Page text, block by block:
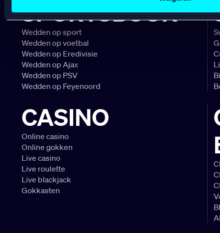
SPORTSBOOK
Wedden op sport
Wedden op voetbal
Wedden op Eredivisie
Wedden op Ajax
Wedden op PSV
Wedden op Feyenoord
CASINO
Online casino
Online gokken
Live casino
Live roulette
Live blackjack
Gokkasten